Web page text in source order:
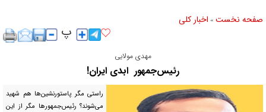
صفحه نخست » اخبار كلی
مهدی مولایی
رئیس‌جمهور ابدی ایران!
راستی مگر پاستورنشین‌ها هم شهید
می‌شوند؟ رئیس‌جمهور‌ها مگر از این